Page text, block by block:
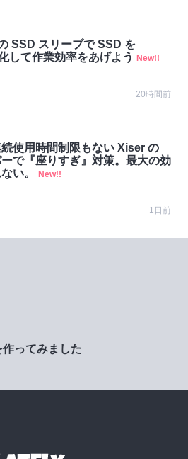
SSD スリーブで SSD を
して作業効率をあげよう New!!
20時間前
続使用時間制限もない Xiser の
で『座りすぎ』対策。最大の効
い。
New!!
1日前
ってみました